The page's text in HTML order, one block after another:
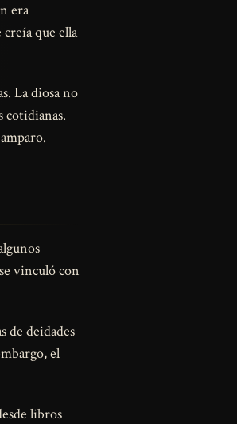
era
que ella
La diosa no
cotidianas.
vinculó con
de deidades
el
libros